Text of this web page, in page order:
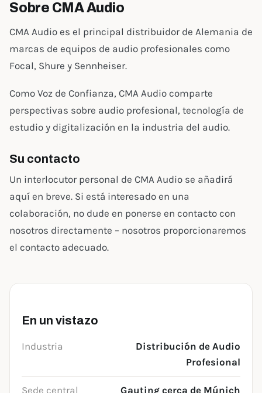
Sobre CMA Audio
CMA Audio es el principal distribuidor de Alemania de
marcas de equipos de audio profesionales como
Focal, Shure y Sennheiser.
Como Voz de Confianza, CMA Audio comparte
perspectivas sobre audio profesional, tecnología de
estudio y digitalización en la industria del audio.
Su contacto
Un interlocutor personal de CMA Audio se añadirá
aquí en breve. Si está interesado en una
colaboración, no dude en ponerse en contacto con
nosotros directamente – nosotros proporcionaremos
el contacto adecuado.
En un vistazo
Industria
Distribución de Audio
Profesional
Sede central Gauting cerca de Múnich